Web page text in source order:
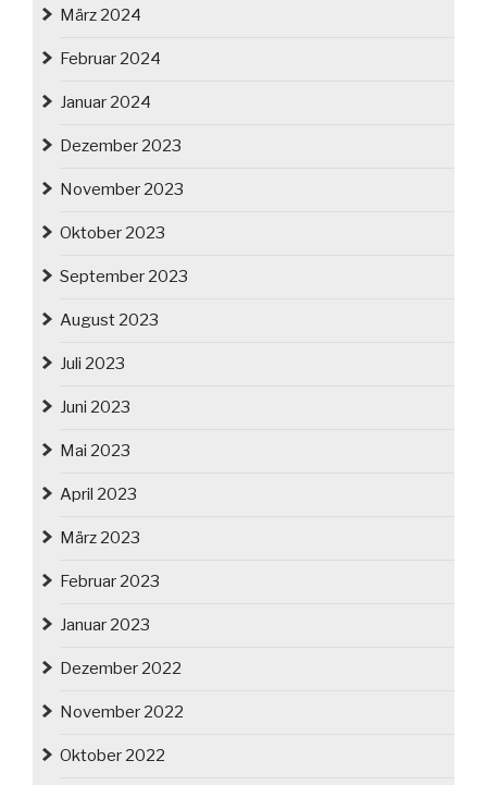
März 2024
Februar 2024
Januar 2024
Dezember 2023
November 2023
Oktober 2023
September 2023
August 2023
Juli 2023
Juni 2023
Mai 2023
April 2023
März 2023
Februar 2023
Januar 2023
Dezember 2022
November 2022
Oktober 2022